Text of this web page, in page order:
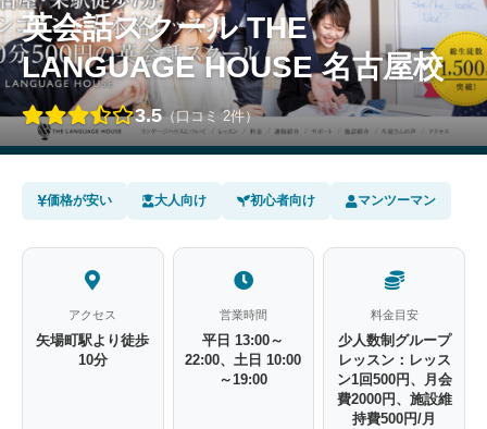
英会話スクール THE
LANGUAGE HOUSE 名古屋校
3.5（口コミ 2件）
価格が安い 大人向け 初心者向け マンツーマン
アクセス
矢場町駅より徒歩
10分
営業時間
平日 13:00～
22:00、土日 10:00
～19:00
料金目安
少人数制グループ
レッスン：レッス
ン1回500円、月会
費2000円、施設維
持費500円/月